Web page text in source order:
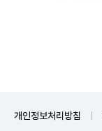
개인정보처리방침